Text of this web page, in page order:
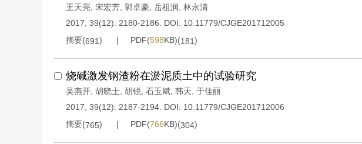
王天亮 宋宏芳 郭卓豪 岳祖润 林永清
2017, 39(12): 2180-2186.
DOI: 10.11779/CJGE201712005
摘要(691) PDF(598KB)(181)
烧碱激发钢渣粉在淤泥质土中的试验研究
吴燕开 胡晓士 胡锐 石玉斌 韩天 于佳丽
2017, 39(12): 2187-2194. DOI: 10.11779/CJGE201712006
摘要(765) PDF(766KB)(304)